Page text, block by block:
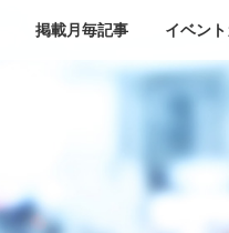
掲載月毎記事 イベン